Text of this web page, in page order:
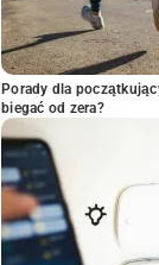
Porady dla
biegać od zera?